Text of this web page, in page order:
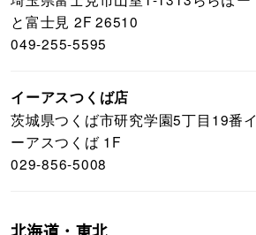
と富士見 2F 26510
049-255-5595
イーアスつくば店
茨城県つくば市研究学園5丁目19番イ
ーアスつくば 1F
029-856-5008
北海道・東北